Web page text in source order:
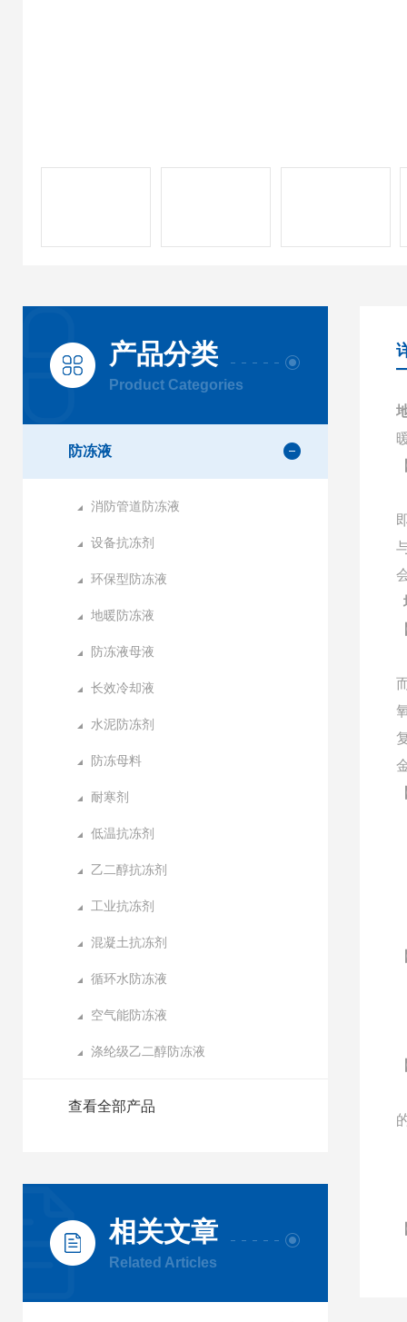
产品分类
Product Categories
防冻液
消防管道防冻液
设备抗冻剂
环保型防冻液
地暖防冻液
防冻液母液
长效冷却液
水泥防冻剂
防冻母料
耐寒剂
低温抗冻剂
乙二醇抗冻剂
工业抗冻剂
混凝土抗冻剂
循环水防冻液
空气能防冻液
涤纶级乙二醇防冻液
查看全部产品
相关文章
Related Articles